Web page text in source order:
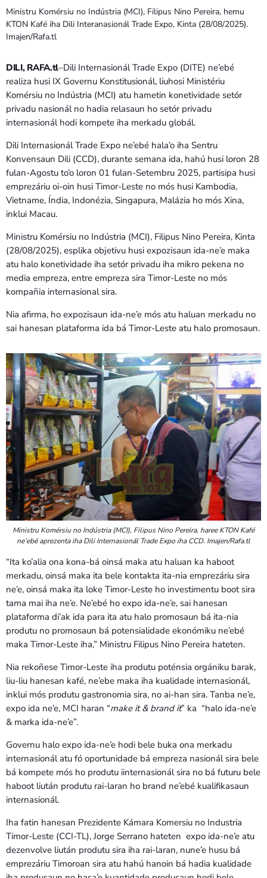
7:00 AM - 10:00 AM
Ministru Komérsiu no Indústria (MCI), Filipus Nino Pereira, hemu
KTON Kafé iha Dili Interanasionál Trade Expo, Kinta (28/08/2025).
Imajen/Rafa.tl
DILI, RAFA.tl–Dili Internasionál Trade Expo (DITE) ne’ebé
realiza husi IX Governu Konstitusionál, liuhosi Ministériu
Komérsiu no Indústria (MCI) atu hametin konetividade setór
privadu nasionál no hadia relasaun ho setór privadu
internasionál hodi kompete iha merkadu globál.
Dili Internasionál Trade Expo ne’ebé hala’o iha Sentru
Konvensaun Dili (CCD), durante semana ida, hahú husi loron 28
fulan-Agostu to’o loron 01 fulan-Setembru 2025, partisipa husi
emprezáriu oi-oin husi Timor-Leste no mós husi Kambodia,
Vietname, Índia, Indonézia, Singapura, Malázia ho mós Xina,
inklui Macau.
Ministru Komérsiu no Indústria (MCI), Filipus Nino Pereira, Kinta
(28/08/2025), esplika objetivu husi expozisaun ida-ne’e maka
atu halo konetividade iha setór privadu iha mikro pekena no
media empreza, entre empreza sira Timor-Leste no mós
kompañia internasional sira.
Nia afirma, ho expozisaun ida-ne’e mós atu haluan merkadu no
sai hanesan plataforma ida bá Timor-Leste atu halo promosaun.
Ministru Komérsiu no Indústria (MCI), Filipus Nino Pereira, haree KTON Kafé
ne’ebé aprezenta iha Dili Internasionál Trade Expo iha CCD. Imajen/Rafa.tl
“Ita ko’alia ona kona-bá oinsá maka atu haluan ka haboot
merkadu, oinsá maka ita bele kontakta ita-nia emprezáriu sira
ne’e, oinsá maka ita loke Timor-Leste ho investimentu boot sira
tama mai iha ne’e. Ne’ebé ho expo ida-ne’e, sai hanesan
plataforma di’ak ida para ita atu halo promosaun bá ita-nia
produtu no promosaun bá potensialidade ekonómiku ne’ebé
maka Timor-Leste iha,” Ministru Filipus Nino Pereira hateten.
Nia rekoñese Timor-Leste iha produtu poténsia orgániku barak,
liu-liu hanesan kafé, ne’ebe maka iha kualidade internasionál,
inklui mós produtu gastronomia sira, no ai-han sira. Tanba ne’e,
expo ida ne’e, MCI haran “make it & brand it” ka “halo ida-ne’e
& marka ida-ne’e”.
Governu halo expo ida-ne’e hodi bele buka ona merkadu
internasionál atu fó oportunidade bá empreza nasionál sira bele
bá kompete mós ho produtu iinternasionál sira no bá futuru bele
haboot liután produtu rai-laran ho brand ne’ebé kualifikasaun
internasionál.
Iha fatin hanesan Prezidente Kámara Komersiu no Industria
Timor-Leste (CCI-TL), Jorge Serrano hateten expo ida-ne’e atu
dezenvolve liután produtu sira iha rai-laran, nune’e husu bá
emprezáriu Timoroan sira atu hahú hanoin bá hadia kualidade